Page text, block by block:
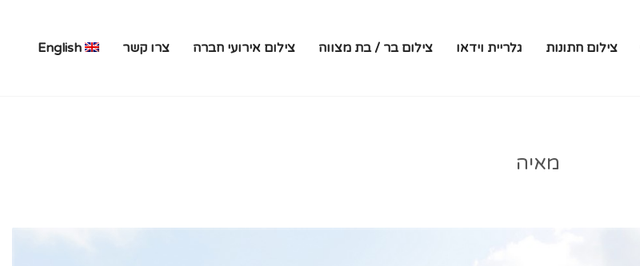
צילום חתונות גלריית וידאו צילום בר / בת מצווה צילום אירועי חברה צרו קשר English
מאיה